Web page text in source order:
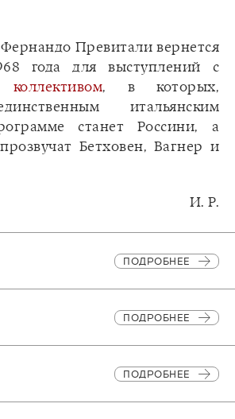
Превитали вернется
года для выступлений с
, в которых,
итальянским
станет Россини, а
Бетховен, Вагнер и
И. Р.
ПОДРОБНЕЕ
ПОДРОБНЕЕ
ПОДРОБНЕЕ